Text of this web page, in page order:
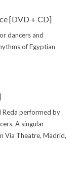
[DVD + CD]
dancers and
of Egyptian
Reda performed by
A singular
Vía Theatre, Madrid,